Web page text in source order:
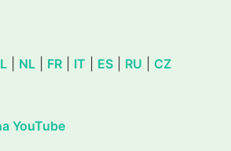
NL FR IT ES RU CZ
YouTube